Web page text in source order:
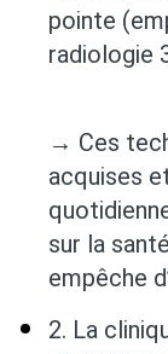
pointe
radiologie
→ Ces
acquises
sur la
empêche
2. La